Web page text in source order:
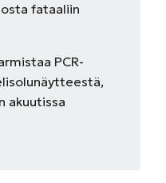
fataaliin
PCR-
akuutissa